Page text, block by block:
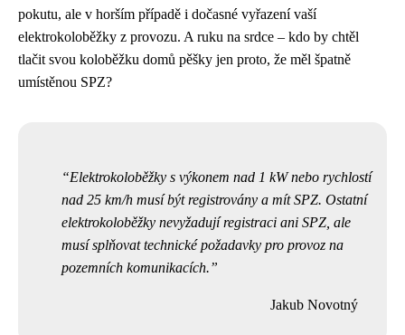
pokutu, ale v horším případě i dočasné vyřazení vaší
elektrokoloběžky z provozu. A ruku na srdce – kdo by chtěl
tlačit svou koloběžku domů pěšky jen proto, že měl špatně
umístěnou SPZ?
Elektrokoloběžky s výkonem nad 1 kW nebo rychlostí
nad 25 km/h musí být registrovány a mít SPZ. Ostatní
elektrokoloběžky nevyžadují registraci ani SPZ, ale
musí splňovat technické požadavky pro provoz na
pozemních komunikacích.
Jakub Novotný